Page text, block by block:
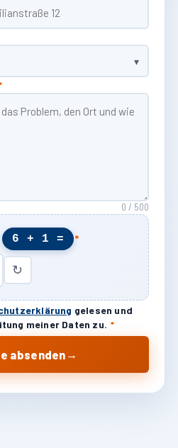
0 / 500
6 + 1 = *
↻
gelesen und
meiner Daten zu. *
absenden →